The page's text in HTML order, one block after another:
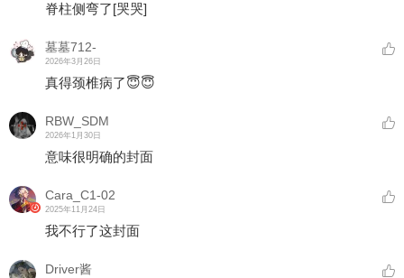
脊柱侧弯了[哭哭]
墓墓712-
2026年3月26日
真得颈椎病了😇😇
RBW_SDM
2026年1月30日
意味很明确的封面
Cara_C1-02
2025年11月24日
我不行了这封面
Driver酱